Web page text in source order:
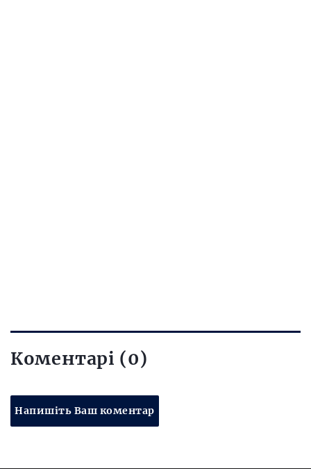
Коментарі (0)
Напишіть Ваш коментар